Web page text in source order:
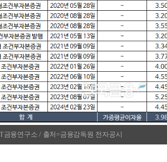
금융연구소 / 출처=금융감독원 전자공시